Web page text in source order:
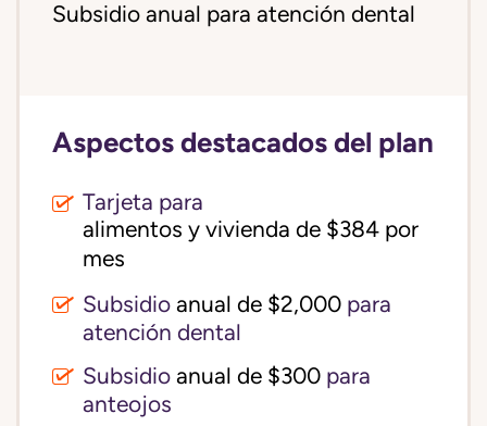
Subsidio anual para atención dental
Aspectos destacados del plan
Tarjeta para
alimentos y vivienda de $384 por
mes
Subsidio anual de $2,000 para
atención dental
Subsidio anual de $300 para
anteojos